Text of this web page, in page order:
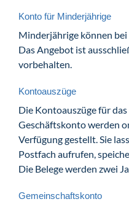
Konto für Minderjährige
Minderjährige können
Das Angebot ist
vorbehalten.
Kontoauszüge
Die Kontoauszüge für
Geschäftskonto werden
Verfügung gestellt. Sie
Postfach aufrufen,
Die Belege werden zwei
Gemeinschaftskonto